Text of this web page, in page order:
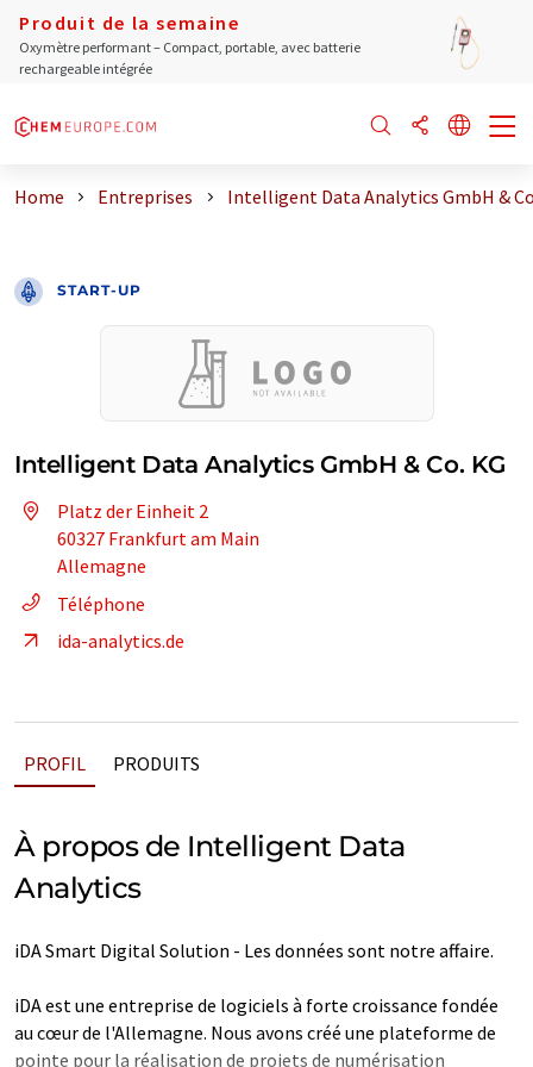
Produit de la semaine
Oxymètre performant – Compact, portable, avec batterie
rechargeable intégrée
Home Entreprises Intelligent Data Analytics GmbH &
START-UP
Intelligent Data Analytics GmbH & Co. KG
Platz der Einheit 2
60327 Frankfurt am Main
Allemagne
Téléphone
ida-analytics.de
PROFIL PRODUITS
À propos de Intelligent Data
Analytics
iDA Smart Digital Solution - Les données sont notre affaire.
iDA est une entreprise de logiciels à forte croissance fondée
au cœur de l'Allemagne. Nous avons créé une plateforme de
pointe pour la réalisation de projets de numérisation